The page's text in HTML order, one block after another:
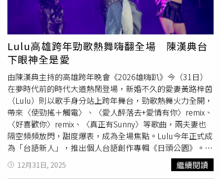
停合作，錢就這樣打水漂。屋漏偏逢連夜雨，她原擔任某品
牌大使多年，去年簽約後不久竟以資金問題為由中止合作，
雙重打擊使她情緒跌至谷底，「腦袋一直轉，整個人狀態非
常差」，甚至因此失眠。歷經一連串打擊後，小Call逐漸調
整步調，重新專注於自身狀態。她表示去年有段時間不忌
口、想吃什麼都吃，等到回過神時體重竟突破53公斤！小
Call提到數字乍看還好，但礙於自己身高只有153.5公分，
整個人看上去相當臃腫，便激起減重鬥志。好在《聚焦
2.0》邀請專家分享健康觀念，小Call透過飲食控制、每日攝
取2000c.c.水分，並搭配皮拉提斯訓練，成功在3個月內瘦
下10公斤，腰圍回到23吋，更大方在攝影棚秀出小蠻腰與
背肌，展現傲人的健身成果。小Call靠著飲食控制與運動成
功瘦下10公斤。（圖／年代提供）
Lulu高雄跨年勁歌熱舞嗨翻全場 陳漢典台
下眼神全是愛
由陳漢典主持的高雄跨年晚會《2026雄嗨趴》今（31日）
在夢時代前的時代大道熱鬧登場，新婚不久的愛妻黃路梓茵
（Lulu）則以歌手身分站上跨年舞台，勁歌熱舞火力全開，
帶來〈使勁搖＋觸電〉、〈愛人醉落去+愛情有你〉remix、
〈好喜歡你〉remix、〈真正有Sunny〉等歌曲，兩夫妻也
隔空頻頻放閃，甜度爆表，成為全場焦點。Lulu今年正式成
為「台語新人」，推出個人台語創作專輯《日頭公園》。她
一登場便帶來動感組曲，巧妙結合中文與台語歌曲，賣力唱
跳、展現小蠻腰，時而性感、時而俏皮的舞台魅力瞬間點燃
12月31日, 2025 繼續閱讀